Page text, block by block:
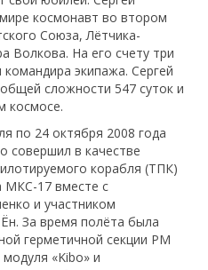
космонавт во втором
Союза, Лётчика-
Волкова. На его счету три
экипажа. Сергей
сложности 547 суток и
космосе.
по 24 октября 2008 года
совершил в качестве
корабля (ТПК)
МКС-17 вместе с
и участником
За время полёта была
герметичной секции РМ
«Kibo» и